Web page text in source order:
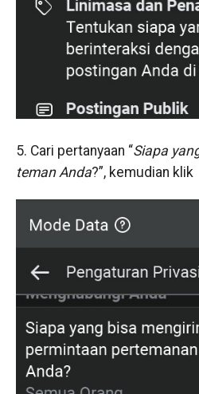
5. Cari pertanyaan “Siapa
teman Anda?”, kemudian klik